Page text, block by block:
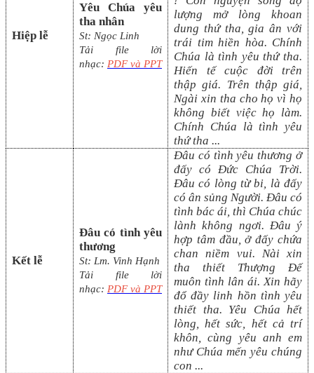
Hiệp lễ
Yêu Chúa yêu
tha nhân
St: Ngọc Linh
Tải file lời
nhạc: PDF và PPT
lượng mở lòng khoan
dung thứ tha, gia ân với
trái tim hiền hòa. Chính
Chúa là tình yêu thứ tha.
Hiến tế cuộc đời trên
thập giá. Trên thập giá,
Ngài xin tha cho họ vì họ
không biết việc họ làm.
Chính Chúa là tình yêu
thứ tha ...
Kết lễ
Đâu có tình yêu
thương
St: Lm. Vinh Hạnh
Tải file lời
nhạc: PDF và PPT
Đâu có tình yêu thương ở
đấy có Đức Chúa Trời.
Đâu có lòng từ bi, là đấy
có ân sủng Người. Đâu có
tình bác ái, thì Chúa chúc
lành không ngơi. Đâu ý
hợp tâm đầu, ở đấy chứa
chan niềm vui. Nài xin
tha thiết Thượng Đế
muôn tình lân ái. Xin hãy
đổ đầy linh hồn tình yêu
thiết tha. Yêu Chúa hết
lòng, hết sức, hết cả trí
khôn, cùng yêu anh em
như Chúa mến yêu chúng
con ...